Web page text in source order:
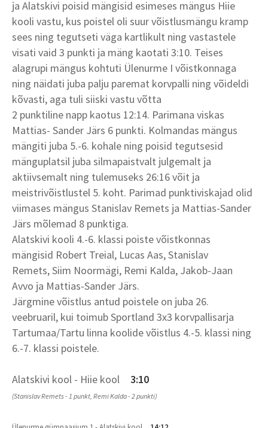
ja Alatskivi poisid mängisid esimeses mängus Hiie
kooli vastu, kus poistel oli suur võistlusmängu kramp
sees ning tegutseti väga kartlikult ning vastastele
visati vaid 3 punkti ja mäng kaotati 3:10. Teises
alagrupi mängus kohtuti Ülenurme I võistkonnaga
ning näidati juba palju paremat korvpalli ning võideldi
kõvasti, aga tuli siiski vastu võtta
2 punktiline napp kaotus 12:14. Parimana viskas
Mattias- Sander Järs 6 punkti. Kolmandas mängus
mängiti juba 5.-6. kohale ning poisid tegutsesid
mänguplatsil juba silmapaistvalt julgemalt ja
aktiivsemalt ning tulemuseks 26:16 võit ja
meistrivõistlustel 5. koht. Parimad punktiviskajad olid
viimases mängus Stanislav Remets ja Mattias-Sander
Järs mõlemad 8 punktiga.
Alatskivi kooli 4.-6. klassi poiste võistkonnas
mängisid Robert Treial, Lucas Aas, Stanislav
Remets, Siim Noormägi, Remi Kalda, Jakob-Jaan
Avvo ja Mattias-Sander Järs.
Järgmine võistlus antud poistele on juba 26.
veebruaril, kui toimub Sportland 3x3 korvpallisarja
Tartumaa/Tartu linna koolide võistlus 4.-5. klassi ning
6.-7. klassi poistele.
Alatskivi kool - Hiie kool 3:10
(Stanislav Remets - 1 punkt, Remi Kalda - 2 punkti)